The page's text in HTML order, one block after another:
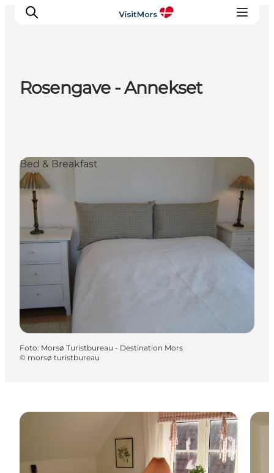
Overnatning
Pakketure / Ferieophold
Planlæg din tur
Rosengave - Annekset
Bed & Breakfast
Foto: Morsø Turistbureau - Destination Mors
© morsø turistbureau